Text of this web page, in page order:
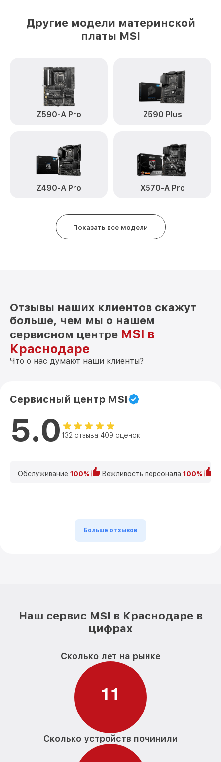
Другие модели материнской
платы MSI
Z590-A Pro Z590 Plus
Z490-A Pro X570-A Pro
Показать все модели
Отзывы наших клиентов скажут
больше, чем мы о нашем
сервисном центре MSI в
Краснодаре
Что о нас думают наши клиенты?
Сервисный центр MSI
5.0 132 отзыва 409 оценок
Обслуживание 100% Вежливость персонала 100%
Больше отзывов
Наш сервис MSI в Краснодаре в
цифрах
Сколько лет на рынке
11
Сколько устройств починили